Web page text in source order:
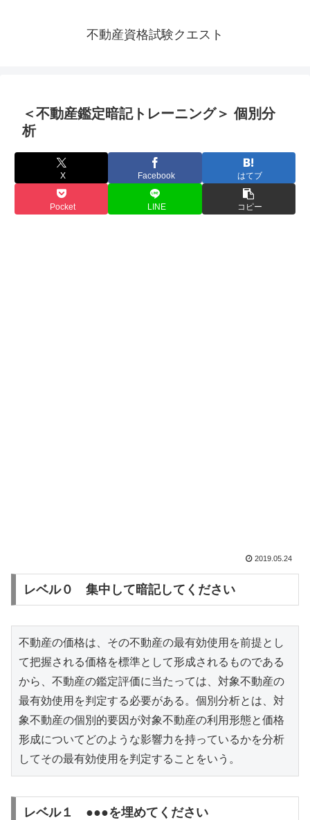
不動産資格試験クエスト
＜不動産鑑定暗記トレーニング＞ 個別分
析
X Facebook はてブ
Pocket LINE コピー
2019.05.24
レベル０ 集中して暗記してください
不動産の価格は、その不動産の最有効使用を前提とし
て把握される価格を標準として形成されるものである
から、不動産の鑑定評価に当たっては、対象不動産の
最有効使用を判定する必要がある。個別分析とは、対
象不動産の個別的要因が対象不動産の利用形態と価格
形成についてどのような影響力を持っているかを分析
してその最有効使用を判定することをいう。
レベル１ ●●●を埋めてください